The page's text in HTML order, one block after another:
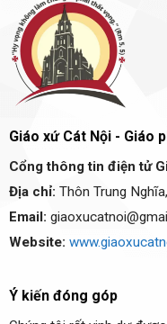
Giáo xứ Cát Nội - Giáo
Cổng thông tin điện tử
Địa chỉ: Thôn Trung
Email:
Website:
Ý kiến đóng góp